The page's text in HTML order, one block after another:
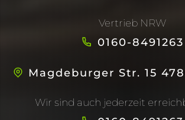
Vertrieb NRW
0160-8491263
Magdeburger Str. 15
Wir sind auch jederzeit